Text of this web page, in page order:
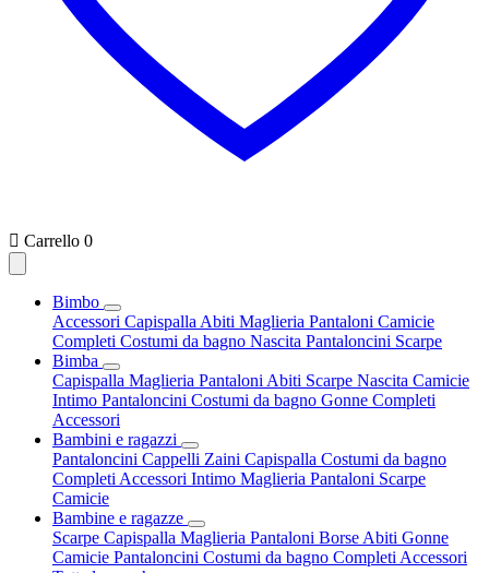
 Carrello 0
Bimbo
Accessori Capispalla Abiti Maglieria Pantaloni Camicie
Completi Costumi da bagno Nascita Pantaloncini Scarpe
Bimba
Capispalla Maglieria Pantaloni Abiti Scarpe Nascita Camicie
Intimo Pantaloncini Costumi da bagno Gonne Completi
Accessori
Bambini e ragazzi
Pantaloncini Cappelli Zaini Capispalla Costumi da bagno
Completi Accessori Intimo Maglieria Pantaloni Scarpe
Camicie
Bambine e ragazze
Scarpe Capispalla Maglieria Pantaloni Borse Abiti Gonne
Camicie Pantaloncini Costumi da bagno Completi Accessori